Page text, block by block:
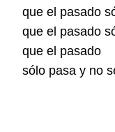
que el pasado
que el pasado
que el pasado
sólo pasa y no